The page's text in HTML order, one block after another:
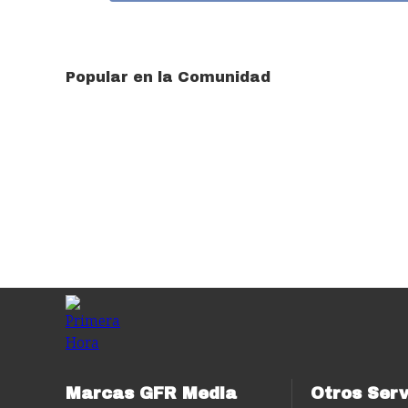
Popular en la Comunidad
Marcas GFR Media Otros